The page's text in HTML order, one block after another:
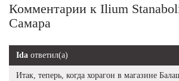
Комментарии к Ilium
Самара
Ida ответил(а)
Итак, теперь, когда хорагон в магазине